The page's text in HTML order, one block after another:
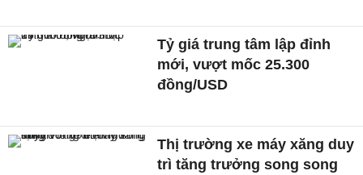
Tỷ giá trung tâm lập đỉnh
mới, vượt mốc 25.300
đồng/USD
Thị trường xe máy xăng duy
trì tăng trưởng song song